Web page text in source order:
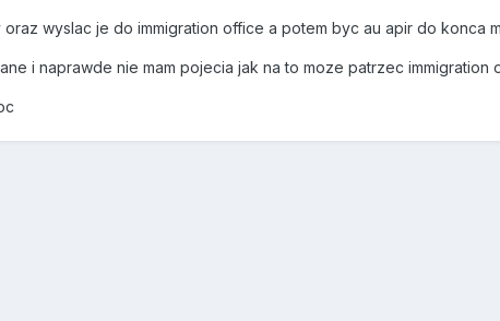
wyslac je do immigration office a potem byc au apir do konca
i naprawde nie mam pojecia jak na to moze patrzec immigration